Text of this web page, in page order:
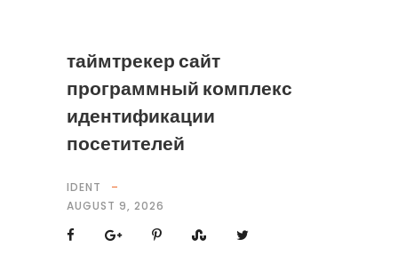
таймтрекер сайт
программный комплекс
идентификации
посетителей
IDENT
AUGUST 9, 2026